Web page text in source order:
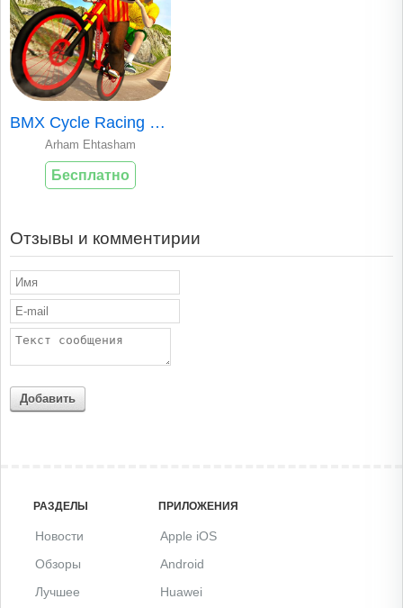
BMX Cycle Racing G..
Arham Ehtasham
Бесплатно
Отзывы и комментирии
Добавить
РАЗДЕЛЫ
Новости
Обзоры
Лучшее
ПРИЛОЖЕНИЯ
Apple iOS
Android
Huawei